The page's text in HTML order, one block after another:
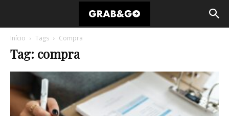
Início Tags Compra
Tag: compra